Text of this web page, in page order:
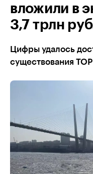
вложили в
3,7 трлн
Цифры удалось
существования